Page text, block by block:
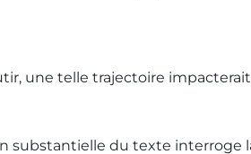
une telle trajectoire
substantielle du texte interroge